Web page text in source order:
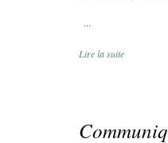
...
Lire la suite